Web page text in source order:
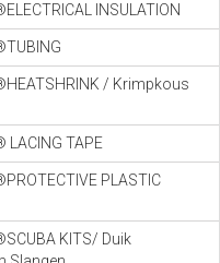
INSULATION
/ Krimpkous
LACING TAPE
PLASTIC
KITS/ Duik